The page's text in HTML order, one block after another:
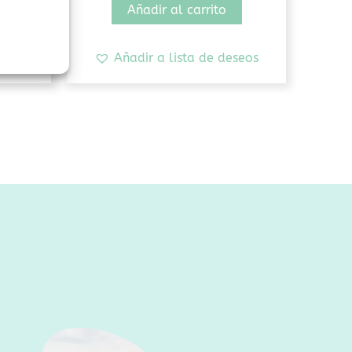
Añadir al carrito
Añadir a lista de deseos